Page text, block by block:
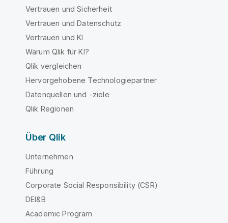
Vertrauen und Sicherheit
Vertrauen und Datenschutz
Vertrauen und KI
Warum Qlik für KI?
Qlik vergleichen
Hervorgehobene Technologiepartner
Datenquellen und -ziele
Qlik Regionen
Über Qlik
Unternehmen
Führung
Corporate Social Responsibility (CSR)
DEI&B
Academic Program